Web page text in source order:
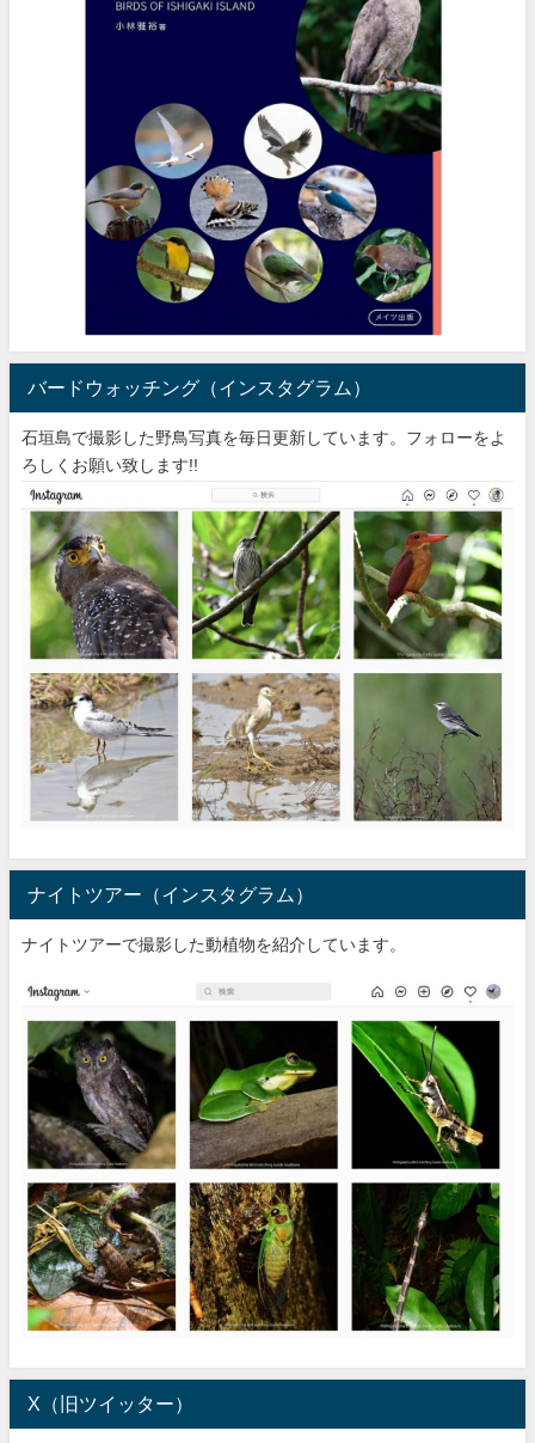
バードウォッチング（インスタグラム）
石垣島で撮影した野鳥写真を毎日更新しています。フォローをよ
ろしくお願い致します!!
ナイトツアー（インスタグラム）
ナイトツアーで撮影した動植物を紹介しています。
X（旧ツイッター）